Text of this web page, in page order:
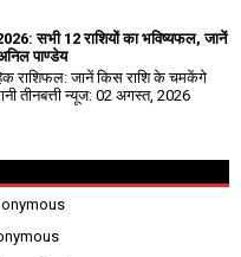
सभी 12 राशियों का भविष्यफल, जानें
पाण्डेय
राशिफल: जानें किस राशि के चमकेंगे
तीनबत्ती न्यूज: 02 अगस्त, 2026